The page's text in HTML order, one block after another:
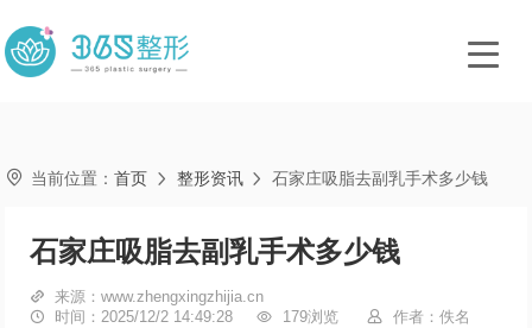
 当前位置：首页  整形资讯  石家庄吸脂去副乳手术多少钱
石家庄吸脂去副乳手术多少钱
 来源：www.zhengxingzhijia.cn
 时间：2025/12/2 14:49:28  179浏览  作者：佚名